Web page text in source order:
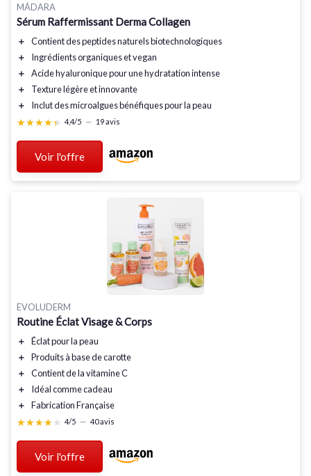
MÁDARA
Sérum Raffermissant Derma Collagen
＋ Contient despeptides naturelsbiotechnologiques
＋
Ingrédientsorganiquesetvegan
＋
Acide hyaluronique pour unehydratation intense
＋
Texturelégèreetinnovante
＋
Inclut desmicroalguesbénéfiques pour la peau
★★★★★
★★★★★ 4,4/5 — 19 avis
Voir l'offre
EVOLUDERM
Routine Éclat Visage & Corps
＋ Éclatpour la peau
＋
Produits à base decarotte
＋
Contient de lavitamine C
＋
Idéal commecadeau
＋
FabricationFrançaise
★★★★★
★★★★★ 4/5 — 40 avis
Voir l'offre